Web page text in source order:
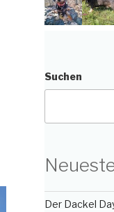
Suchen
Der Dackel